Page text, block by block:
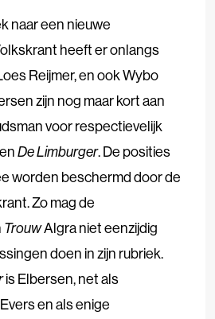
naar een nieuwe
heeft er onlangs
Reijmer, en ook Wybo
zijn nog maar kort aan
voor respectievelijk
De Limburger. De posities
worden beschermd door de
Zo mag de
TrouwAlgra niet eenzijdig
doen in zijn rubriek.
is Elbersen, net als
en als enige